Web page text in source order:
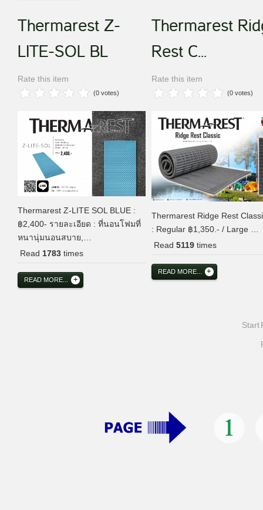
Thermarest Z-
LITE-SOL BL
Rate this item
(0 votes)
Thermarest Z-LITE SOL BLUE :
฿2,400- รายละเอียด : ที่นอนโฟมที่
หนานุ่มนอนสบาย,…
Read 1783 times
READ MORE...
Thermarest
Rest C...
Rate this item
(0 votes)
Thermarest Ridge Rest
: Regular ฿1,350.- / Large …
Read 5119times
READ MORE...
Start